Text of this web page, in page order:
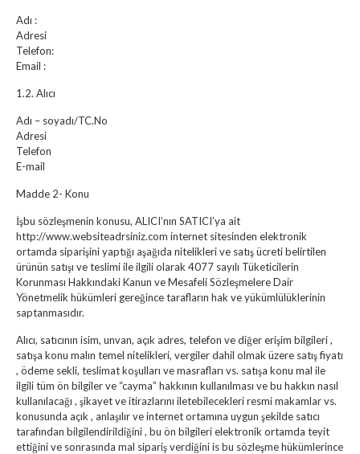
Adı :
Adresi
Telefon:
Email :
1.2. Alıcı
Adı – soyadı/TC.No
Adresi
Telefon
E-mail
Madde 2- Konu
İşbu sözleşmenin konusu, ALICI’nın SATICI’ya ait
http://www.websiteadrsiniz.com internet sitesinden elektronik
ortamda siparişini yaptığı aşağıda nitelikleri ve satış ücreti belirtilen
ürünün satışı ve teslimi ile ilgili olarak 4077 sayılı Tüketicilerin
Korunması Hakkındaki Kanun ve Mesafeli Sözleşmelere Dair
Yönetmelik hükümleri gereğince tarafların hak ve yükümlülüklerinin
saptanmasıdır.
Alıcı, satıcının isim, unvan, açık adres, telefon ve diğer erişim bilgileri ,
satışa konu malın temel nitelikleri, vergiler dahil olmak üzere satış fiyatı
, ödeme sekli, teslimat koşulları ve masrafları vs. satışa konu mal ile
ilgili tüm ön bilgiler ve “cayma” hakkının kullanılması ve bu hakkın nasıl
kullanılacağı , şikayet ve itirazlarını iletebilecekleri resmi makamlar vs.
konusunda açık , anlaşılır ve internet ortamına uygun şekilde satıcı
tarafından bilgilendirildiğini , bu ön bilgileri elektronik ortamda teyit
ettiğini ve sonrasında mal sipariş verdiğini is bu sözleşme hükümlerince